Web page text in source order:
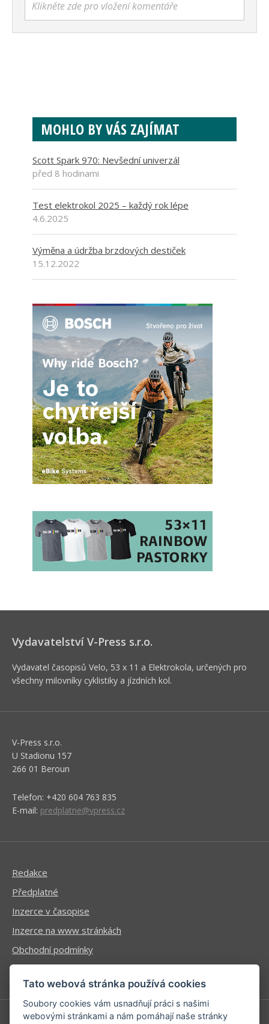
Klikněte zde pro vložení komentáře
MOHLO BY VÁS ZAJÍMAT
Scott Spark 970: Nevšední univerzál
před 8 hodinami
Test elektrokol 2025 – každý rok lépe
4.6.2025
Výměna a údržba brzdových destiček
15.12.2022
Vydavatelství V-Press s.r.o.
Vydavatel časopisů Velo, 53 x 11 a Elektrokola, určených pro
všechny milovníky cyklistiky a jízdních kol.
V-Press s.r.o.
U Stadionu 157
266 01 Beroun
Telefon: +420 604 763 835
E-mail: predplatne@vpress.cz
Redakce
Předplatné
Inzerce v časopise
Inzerce na www stránkách
Obchodní podmínky
Ochrana osobních údajů
Tato webová stránka používá cookies
Soubory cookies vám usnadňují práci s našimi
webovými stránkami a nám pomáhají naše stránky